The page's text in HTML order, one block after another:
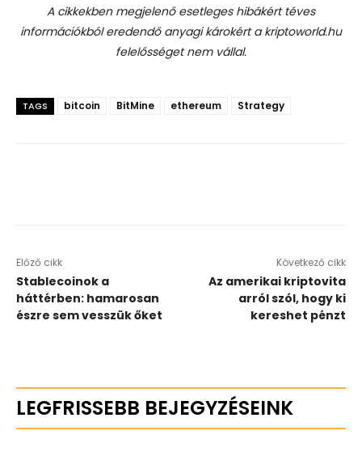
A cikkekben megjelenő esetleges hibákért téves
információkból eredendő anyagi károkért a kriptoworld.hu
felelősséget nem vállal.
TAGS bitcoin BitMine ethereum Strategy
Előző cikk
Stablecoinok a
háttérben: hamarosan
észre sem vesszük őket
Következő cikk
Az amerikai kriptovita
arról szól, hogy ki
kereshet pénzt
LEGFRISSEBB BEJEGYZÉSEINK